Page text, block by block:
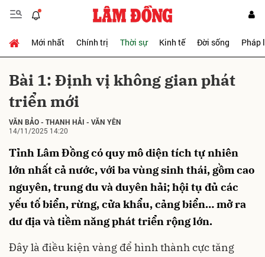
Mới nhất Chính trị Thời sự Kinh tế Đời sống Pháp
Bài 1: Định vị không gian phát
triển mới
VĂN BẢO- THANH HẢI - VĂN YÊN
14/11/2025 14:20
Tỉnh Lâm Đồng có quy mô diện tích tự nhiên
lớn nhất cả nước, với ba vùng sinh thái, gồm cao
nguyên, trung du và duyên hải; hội tụ đủ các
yếu tố biển, rừng, cửa khẩu, cảng biển… mở ra
dư địa và tiềm năng phát triển rộng lớn.
Đây là điều kiện vàng để hình thành cực tăng
Gửi bình luận